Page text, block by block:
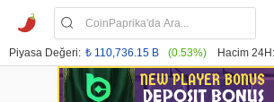
Piyasa Değeri: ₺ 110,736.15 B (0.53%) Hacim 24H: